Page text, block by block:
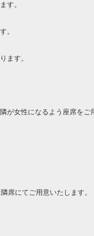
す。
。
ます。
が女性になるよう座席を
席にてご用意いたします。